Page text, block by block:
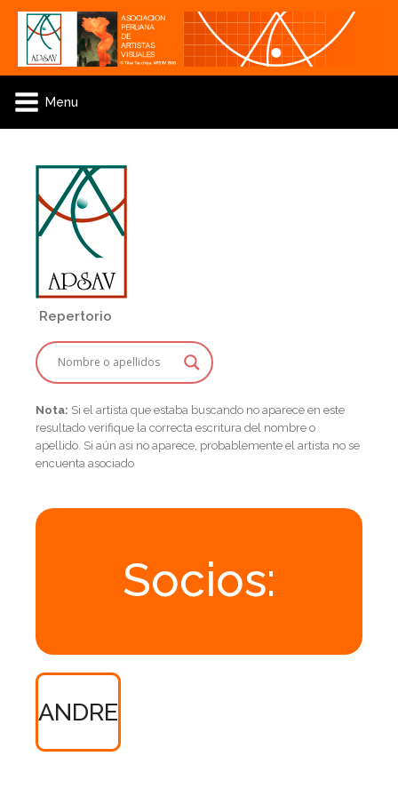
Menu
Repertorio
Nota: Si el artista que estaba buscando no aparece en este
resultado verifique la correcta escritura del nombre o
apellido. Si aún asi no aparece, probablemente el artista no se
encuenta asociado
Socios:
ANDRE